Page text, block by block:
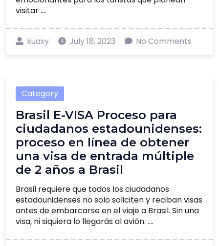
visitar ....
kuaxy July 18, 2023 No Comments
Category
Brasil E-VISA Proceso para
ciudadanos estadounidenses:
proceso en línea de obtener
una visa de entrada múltiple
de 2 años a Brasil
Brasil requiere que todos los ciudadanos
estadounidenses no solo soliciten y reciban visas
antes de embarcarse en el viaje a Brasil. Sin una
visa, ni siquiera lo llegarás al avión. ....